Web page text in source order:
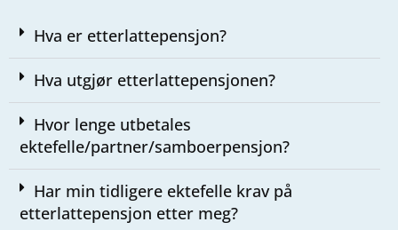
Hva er etterlattepensjon?
Hva utgjør etterlattepensjonen?
Hvor lenge utbetales
ektefelle/partner/samboerpensjon?
Har min tidligere ektefelle krav på
etterlattepensjon etter meg?​